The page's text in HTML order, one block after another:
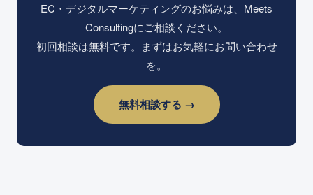
EC・デジタルマーケティングのお悩みは、Meets
Consultingにご相談ください。
初回相談は無料です。まずはお気軽にお問い合わせ
を。
無料相談する →